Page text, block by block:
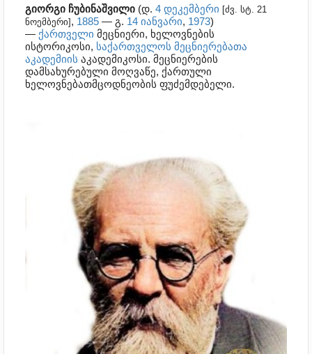
გიორგი ჩუბინაშვილი (დ. 4 დეკემბერი [ძვ. სტ. 21
ნოემბერი] , 1885 — გ. 14 იანვარი, 1973)
— ქართველი მეცნიერი, ხელოვნების
ისტორიკოსი, საქართველოს მეცნიერებათა
აკადემიის აკადემიკოსი. მეცნიერების
დამსახურებული მოღვაწე, ქართული
ხელოვნებათმცოდნეობის ფუძემდებელი.